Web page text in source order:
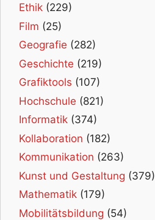
Ethik (229)
Film (25)
Geografie (282)
Geschichte (219)
Grafiktools (107)
Hochschule (821)
Informatik (374)
Kollaboration (182)
Kommunikation (263)
Kunst und Gestaltung (379)
Mathematik (179)
Mobilitätsbildung (54)